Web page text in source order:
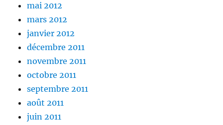
mai 2012
mars 2012
janvier 2012
décembre 2011
novembre 2011
octobre 2011
septembre 2011
août 2011
juin 2011